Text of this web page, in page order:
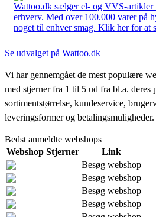
Wattoo.dk sælger el- og VVS-artikler
erhverv. Med over 100.000 varer på
noget til enhver smag. Klik her for at
Se udvalget på Wattoo.dk
Vi har gennemgået de mest populære
med stjerner fra 1 til 5 ud fra bl.a. deres
sortimentstørrelse, kundeservice,
leveringsformer og betalingsmuligheder.
Bedst anmeldte webshops
Webshop Stjerner
Link
Besøg webshop
Besøg webshop
Besøg webshop
Besøg webshop